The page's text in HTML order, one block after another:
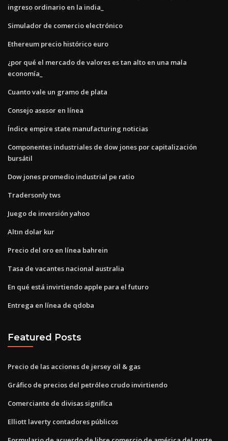
ingreso ordinario en la india_
Simulador de comercio electrónico
Ethereum precio histórico euro
¿por qué el mercado de valores es tan alto en una mala
economía_
Cuanto vale un gramo de plata
Consejo asesor en línea
Índice empire state manufacturing noticias
Componentes industriales de dow jones por capitalización
bursátil
Dow jones promedio industrial pe ratio
Tradersonly tws
Juego de inversión yahoo
Altın dolar kur
Precio del oro en línea bahrein
Tasa de vacantes nacional australia
En qué está invirtiendo apple para el futuro
Entrega en línea de qdoba
Featured Posts
Precio de las acciones de jersey oil & gas
Gráfico de precios del petróleo crudo invirtiendo
Comerciante de divisas significa
Elliott laverty contadores públicos